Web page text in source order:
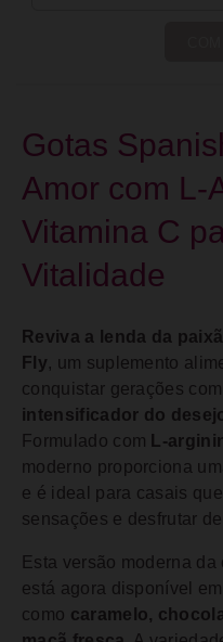
Gotas
Amor com L-
Vitamina C
Vitalidade
Reviva a lenda da
Fly, um suplemento
conquistar gerações
intensificador do
Formulado com
L-
moderno proporciona
e é ideal para casais
sensações e desfrutar
Esta versão moderna
está agora disponível em
como caramelo,